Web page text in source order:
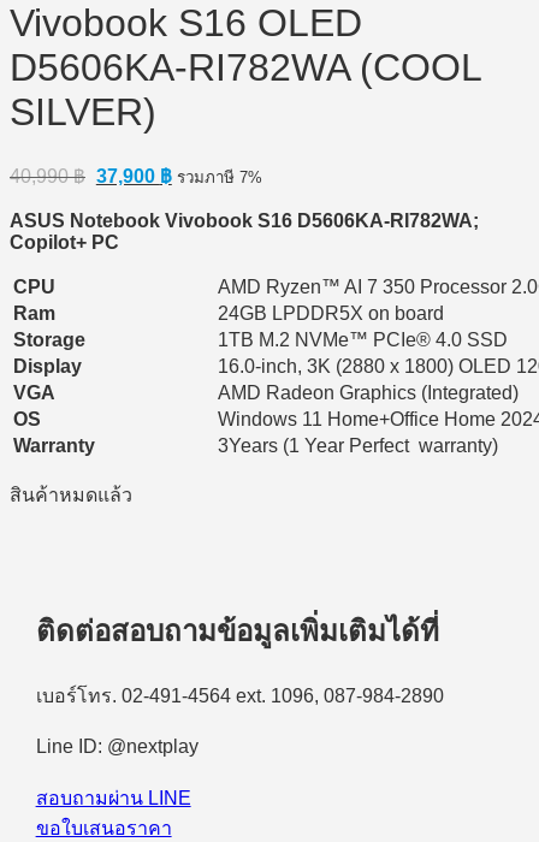
Vivobook S16 OLED
D5606KA-RI782WA (COOL
SILVER)
40,990฿ Original
price
was:
40,990 ฿.
37,900 ฿Current
price
is:
รวมภาษี 7%
ASUS Notebook Vivobook S16 D5606KA-RI782WA;
Copilot+ PC
CPU
AMD Ryzen™ AI 7 350 Processor
Ram
24GB LPDDR5X on board
Storage
1TB M.2 NVMe™ PCIe® 4.0 SSD
Display
16.0-inch, 3K (2880 x 1800) OLED
VGA
AMD Radeon Graphics (Integrated)
OS
Windows 11 Home+Office Home
Warranty
3Years (1 Year Perfect warranty)
สินค้าหมดแล้ว
ติดต่อสอบถามข้อมูลเพิ่มเติมได้ที่
เบอร์โทร. 02-491-4564 ext. 1096, 087-984-2890
Line ID: @nextplay
สอบถามผ่าน LINE
ขอใบเสนอราคา